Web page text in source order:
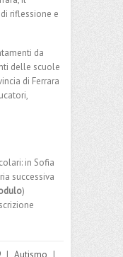
riflessione e
da
delle scuole
di Ferrara
in Sofia
successiva
)
| Autismo |